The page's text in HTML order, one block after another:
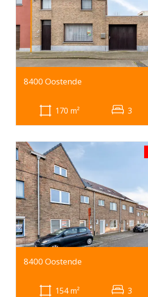
8400 Oostende
170 m² 3
8400 Oostende
154m² 3